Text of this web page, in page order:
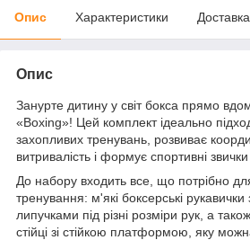
Опис Характеристики Доставка
Опис
Занурте дитину у світ бокса прямо
«Boxing»! Цей комплект ідеально
захопливих тренувань, розвиває
витривалість і формує спортивні звички
До набору входить все, що потрібно
тренування: м'які боксерські
липучками під різні розміри рук, а
стійці зі стійкою платформою, яку